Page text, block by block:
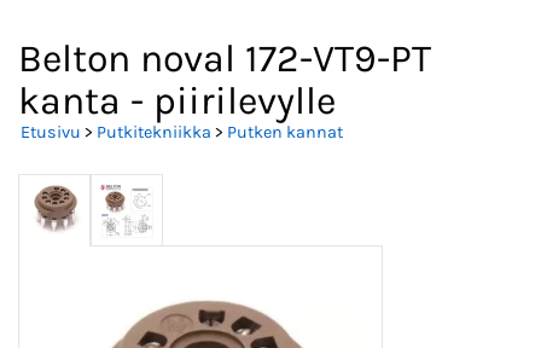
Belton noval 172-VT9-PT
kanta - piirilevylle
Etusivu > Putkitekniikka > Putken kannat